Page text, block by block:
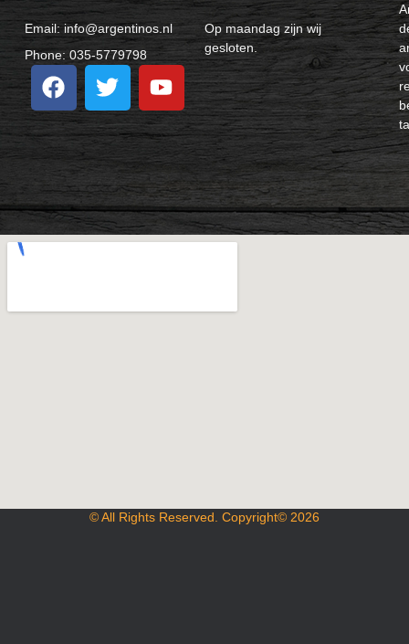
Email: info@argentinos.nl
Phone: 035-5779798
Op maandag zijn wij
gesloten.
© All Rights Reserved. Copyright© 2026